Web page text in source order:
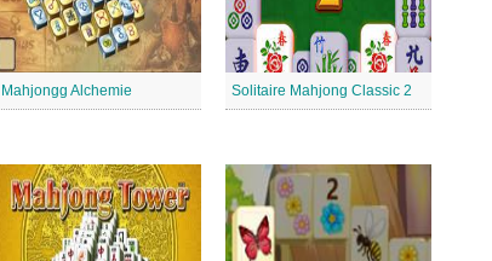
Mahjongg Alchemie Solitaire Mahjong Classic 2